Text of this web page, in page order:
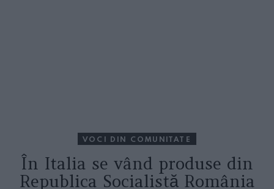
VOCI DIN COMUNITATE
În Italia se vând produse din
Republica Socialistă România